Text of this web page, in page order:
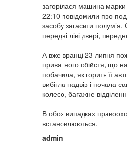
загорілася машина марки
22:10 повідомили про
засобу загасити
передні ліві двері,
А вже вранці 23 липня
приватного обійстя, що
побачила, як горить її
вибігла надвір і почала
колесо, багажне
В обох випадках
встановлюються.
admin